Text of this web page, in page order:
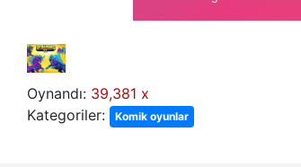
Oynandı: 39,381 x
Kategoriler:
Komik oyunlar